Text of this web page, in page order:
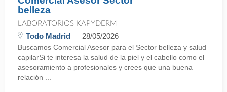
belleza
LABORATORIOS KAPYDERM
Todo Madrid 28/05/2026
Buscamos Comercial Asesor para el Sector belleza y salud
capilarSi te interesa la salud de la piel y el cabello como el
asesoramiento a profesionales y crees que una buena
relación ...